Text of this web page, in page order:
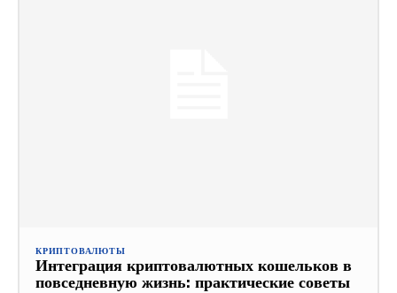
КРИПТОВАЛЮТЫ
Интеграция криптовалютных кошельков в
повседневную жизнь: практические советы